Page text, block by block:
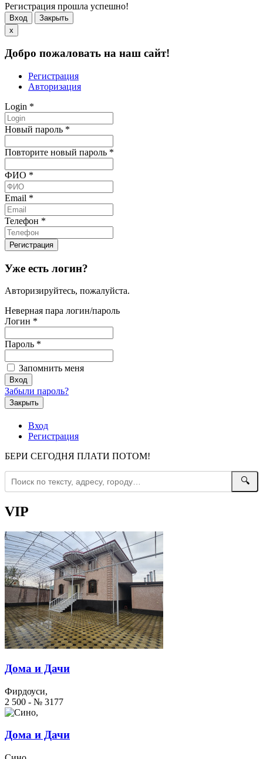
Регистрация прошла успешно!
Вход
Закрыть
x
Добро пожаловать на наш сайт!
Регистрация
Авторизация
Login *
Новый пароль *
Повторите новый пароль *
ФИО *
Email *
Телефон *
Уже есть логин?
Авторизируйтесь, пожалуйста.
Неверная пара логин/пароль
Логин *
Пароль *
Запомнить меня
Забыли пароль?
Закрыть
Вход
Регистрация
БЕРИ СЕГОДНЯ ПЛАТИ ПОТОМ!
🔍
VIP
Дома и Дачи
Фирдоуси,
2 500 - № 3177
Дома и Дачи